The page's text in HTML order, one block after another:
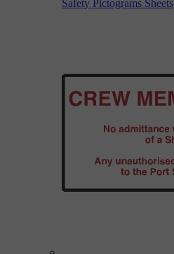
Safety Pictograms Sheets